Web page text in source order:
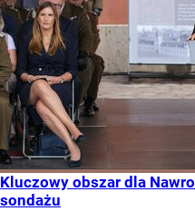
Kluczowy obszar dla
sondażu